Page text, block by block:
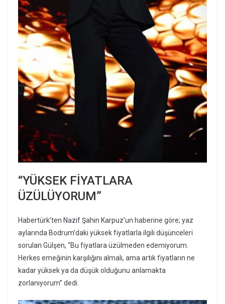
“YÜKSEK FİYATLARA
ÜZÜLÜYORUM”
Habertürk’ten Nazif Şahin Karpuz’un haberine göre; yaz
aylarında Bodrum’daki yüksek fiyatlarla ilgili düşünceleri
sorulan Gülşen, “Bu fiyatlara üzülmeden edemiyorum.
Herkes emeğinin karşılığını almalı, ama artık fiyatların ne
kadar yüksek ya da düşük olduğunu anlamakta
zorlanıyorum” dedi.